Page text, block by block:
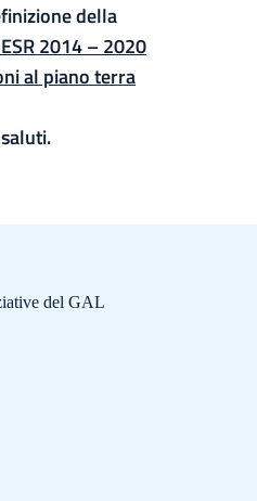
della
2014 – 2020
al piano terra
del GAL